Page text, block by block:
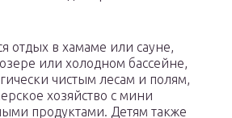
отдых в хамаме или сауне,
или холодном бассейне,
чистым лесам и полям,
хозяйство с мини
продуктами. Детям также